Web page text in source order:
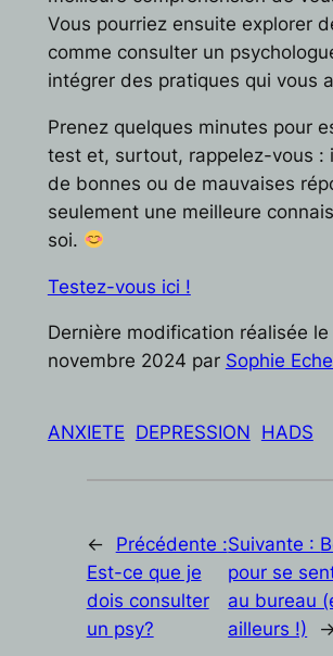
Vous pourriez ensuite explorer
comme consulter un
intégrer des pratiques qui vous
Prenez quelques minutes pour
test et, surtout, rappelez-vous :
de bonnes ou de mauvaises
seulement une meilleure
soi.
Testez-vous ici !
Dernière modification réalisée le
novembre 2024 par Sophie
ANXIETE DEPRESSION HADS
←
Précédente :
Est-ce que je
dois consulter
un psy?
Suivante :
pour se
au bureau
ailleurs !)